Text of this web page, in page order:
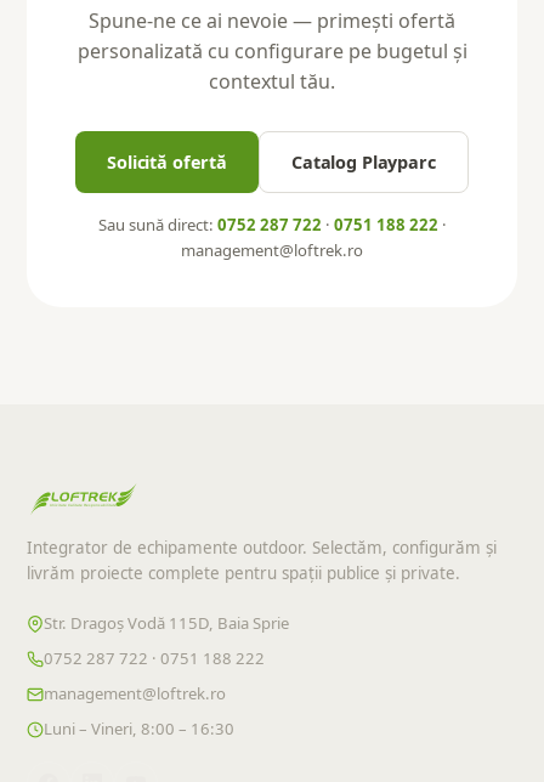
Spune-ne ce ai nevoie — primești ofertă
personalizată cu configurare pe bugetul și
contextul tău.
Solicită ofertă Catalog Playparc
Sau sună direct: 0752 287 722 · 0751 188 222 ·
management@loftrek.ro
Integrator de echipamente outdoor. Selectăm, configurăm și
livrăm proiecte complete pentru spații publice și private.
Str. Dragoș Vodă 115D, Baia Sprie
0752 287 722 · 0751 188 222
management@loftrek.ro
Luni – Vineri, 8:00 – 16:30